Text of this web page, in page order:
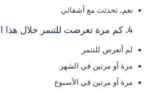
نعم، تحدثت مع أشقائي
4. كم مرة تعرضت للتنمر خلال هذا العام الدراسي؟
لم أتعرض للتنمر
مرة أو مرتين في الشهر
مرة أو مرتين في الأسبوع